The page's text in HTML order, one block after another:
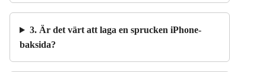
3. Är det värt att laga en sprucken iPhone-
baksida?